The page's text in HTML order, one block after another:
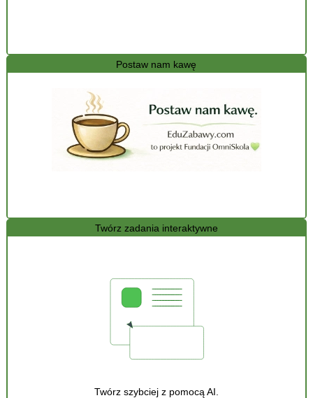
Postaw nam kawę
Twórz zadania interaktywne
Twórz szybciej z pomocą AI.